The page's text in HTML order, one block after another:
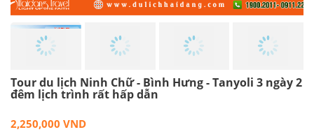
Tour du lịch Ninh Chữ - Bình Hưng - Tanyoli 3 ngày 2
đêm lịch trình rất hấp dẫn
2,250,000 VND